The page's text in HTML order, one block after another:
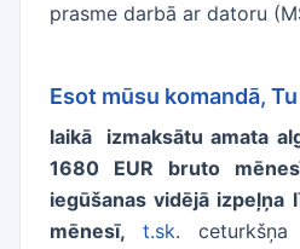
prasme darbā ar datoru
Esot mūsu komandā,
laikā izmaksātu amata
1680 EUR bruto
iegūšanas vidējā izpeļņa
mēnesī, t.sk.